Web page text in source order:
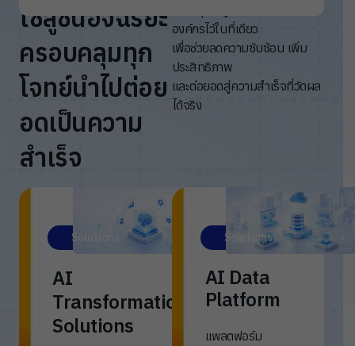
โซลูชันอัจฉริยะ
ครอบคลุมทุก
โจทย์นำไปต่อย
อดเป็นความ
สำเร็จ
องค์กรไว้ในที่เดียว
เพื่อช่วยลดความซับซ้อน เพิ่ม
ประสิทธิภาพ
และต่อยอดสู่ความสำเร็จที่วัดผล
ได้จริง
Solutions
AI
Transformation
Solutions
Solutions
AI Data
Platform
แพลตฟอร์ม